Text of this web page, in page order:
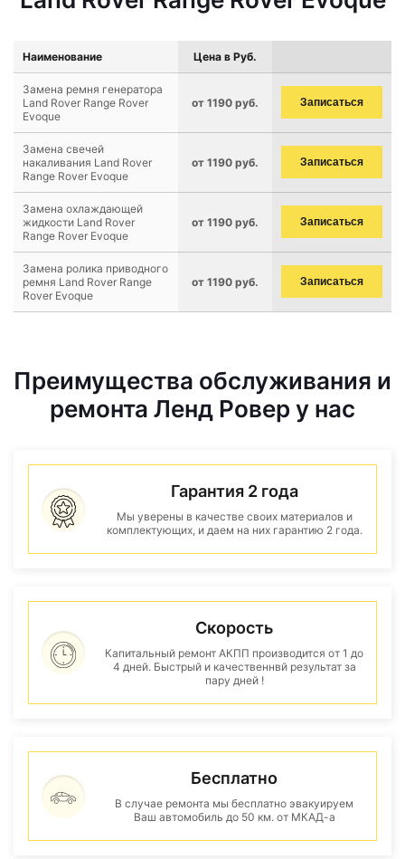
Наименование Цена в Руб.
Замена ремня генератора
Land Rover Range Rover
Evoque
от 1190 руб. Записаться
Замена свечей
накаливания Land Rover
Range Rover Evoque
от 1190 руб. Записаться
Замена охлаждающей
жидкости Land Rover
Range Rover Evoque
от 1190 руб. Записаться
Замена ролика приводного
ремня Land Rover Range
Rover Evoque
от 1190 руб. Записаться
Преимущества обслуживания и
ремонта Ленд Ровер у нас
Гарантия 2 года
Мы уверены в качестве своих материалов и
комплектующих, и даем на них гарантию 2 года.
Скорость
Капитальный ремонт АКПП производится от 1 до
4 дней. Быстрый и качественнвй результат за
пару дней !
Бесплатно
В случае ремонта мы бесплатно эвакуируем
Ваш автомобиль до 50 км. от МКАД-а